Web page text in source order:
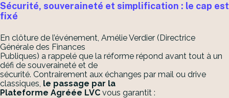
Sécurité, souveraineté et simplification : le cap est
fixé
En clôture de l’événement, Amélie Verdier (Directrice
Générale des Finances
Publiques) a rappelé que la réforme répond avant tout à un
défi de souveraineté et de
sécurité. Contrairement aux échanges par mail ou drive
classiques, le passage par la
Plateforme Agréée LVC vous garantit :